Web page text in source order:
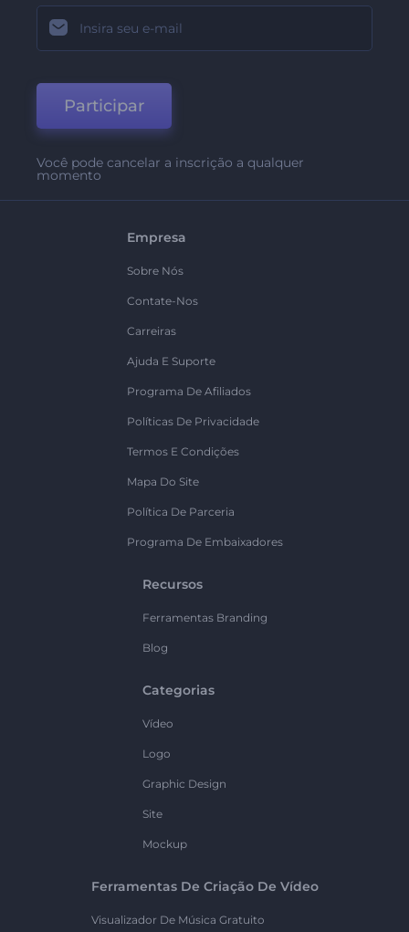
Participar
Você pode cancelar a inscrição a qualquer
momento
Empresa
Sobre Nós
Contate-Nos
Carreiras
Ajuda E Suporte
Programa De Afiliados
Políticas De Privacidade
Termos E Condições
Mapa Do Site
Política De Parceria
Programa De Embaixadores
Recursos
Ferramentas Branding
Blog
Categorias
Vídeo
Logo
Graphic Design
Site
Mockup
Ferramentas De Criação De Vídeo
Visualizador De Música Gratuito